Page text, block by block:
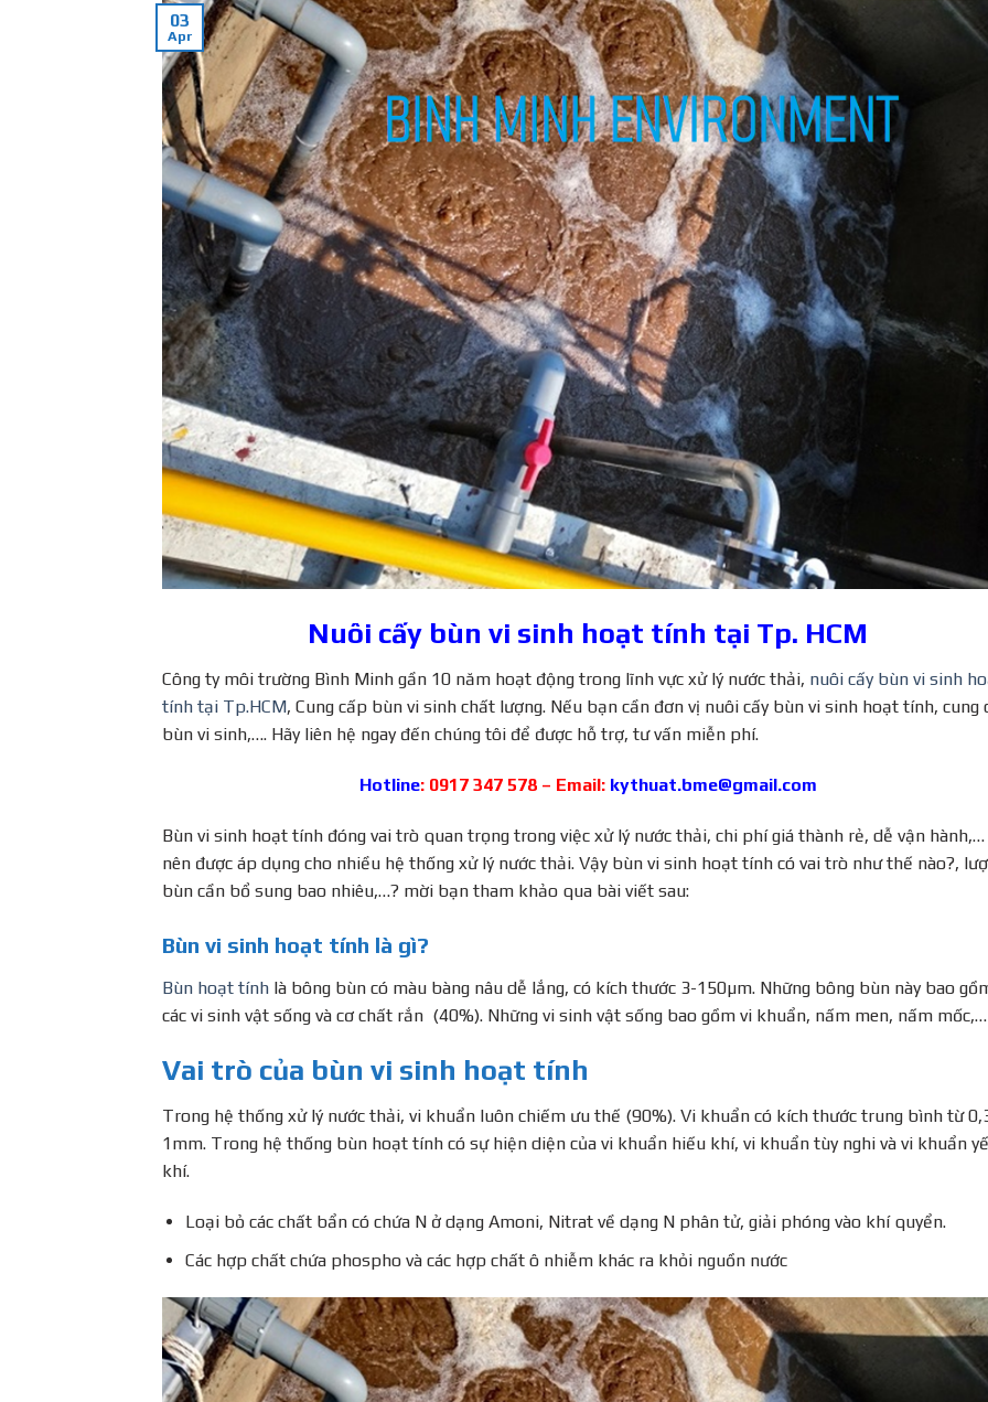
03
Apr
Nuôi cấy bùn vi sinh hoạt tính tại Tp. HCM
Công ty môi trường Bình Minh gần 10 năm hoạt động trong lĩnh vực xử lý nước thải, nuôi cấy bùn vi sinh
tính tại Tp.HCM, Cung cấp bùn vi sinh chất lượng. Nếu bạn cần đơn vị nuôi cấy bùn vi sinh hoạt tính, cung
bùn vi sinh,…. Hãy liên hệ ngay đến chúng tôi để được hỗ trợ, tư vấn miễn phí.
Hotline: 0917 347 578 – Email: kythuat.bme@gmail.com
Bùn vi sinh hoạt tính đóng vai trò quan trọng trong việc xử lý nước thải, chi phí giá thành rẻ, dễ vận hành,…
nên được áp dụng cho nhiều hệ thống xử lý nước thải. Vậy bùn vi sinh hoạt tính có vai trò như thế nào?,
bùn cần bổ sung bao nhiêu,…? mời bạn tham khảo qua bài viết sau:
Bùn vi sinh hoạt tính là gì?
Bùn hoạt tính là bông bùn có màu bàng nâu dễ lắng, có kích thước 3-150µm. Những bông bùn này bao
các vi sinh vật sống và cơ chất rắn (40%). Những vi sinh vật sống bao gồm vi khuẩn, nấm men, nấm mốc,…
Vai trò của bùn vi sinh hoạt tính
Trong hệ thống xử lý nước thải, vi khuẩn luôn chiếm ưu thế (90%). Vi khuẩn có kích thước trung bình từ
1mm. Trong hệ thống bùn hoạt tính có sự hiện diện của vi khuẩn hiếu khí, vi khuẩn tùy nghi và vi khuẩn
khí.
Loại bỏ các chất bẩn có chứa N ở dạng Amoni, Nitrat về dạng N phân tử, giải phóng vào khí quyển.
Các hợp chất chứa phospho và các hợp chất ô nhiễm khác ra khỏi nguồn nước